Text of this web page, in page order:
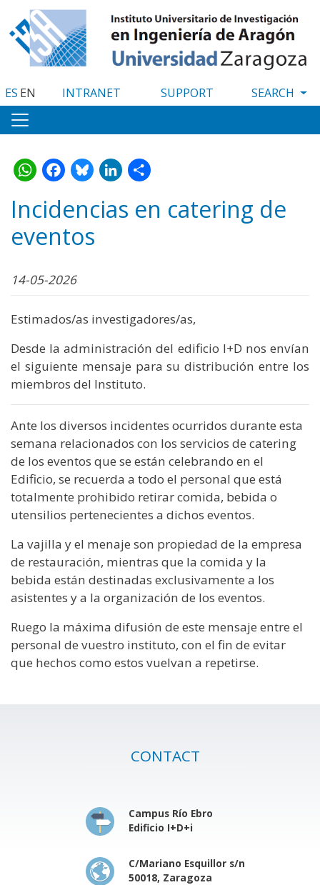
to
main
content
ES EN INTRANET SUPPORT
WhatsApp
Facebook
Bluesky
LinkedIn
Share
Incidencias en catering de
eventos
14-05-2026
Estimados/as investigadores/as,
Desde la administración del edificio I+D nos envían
el siguiente mensaje para su distribución entre los
miembros del Instituto.
Ante los diversos incidentes ocurridos durante esta
semana relacionados con los servicios de catering
de los eventos que se están celebrando en el
Edificio, se recuerda a todo el personal que está
totalmente prohibido retirar comida, bebida o
utensilios pertenecientes a dichos eventos.
La vajilla y el menaje son propiedad de la empresa
de restauración, mientras que la comida y la
bebida están destinadas exclusivamente a los
asistentes y a la organización de los eventos.
Ruego la máxima difusión de este mensaje entre el
personal de vuestro instituto, con el fin de evitar
que hechos como estos vuelvan a repetirse.
CONTACT
Campus Río Ebro
Edificio I+D+i
C/Mariano Esquillor s/n
50018, Zaragoza